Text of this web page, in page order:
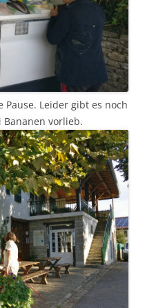
Leider gibt es noch
vorlieb.